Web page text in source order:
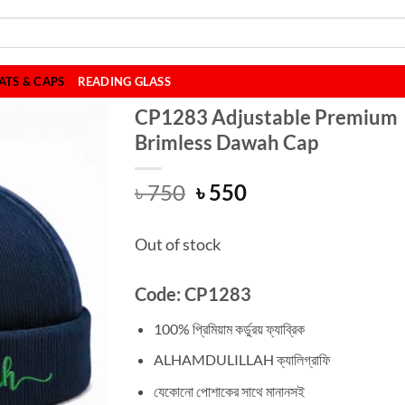
& CAPS READING GLASS
CP1283 Adjustable Premium
Brimless Dawah Cap
৳750 Original
was:
৳ 750.
৳550Current
Out of stock
Code: CP1283
100% প্রিমিয়াম কর্ডুরয় ফ্যাব্রিক
ALHAMDULILLAH ক্যালিগ্রাফি
যেকোনো পোশাকের সাথে মানানসই